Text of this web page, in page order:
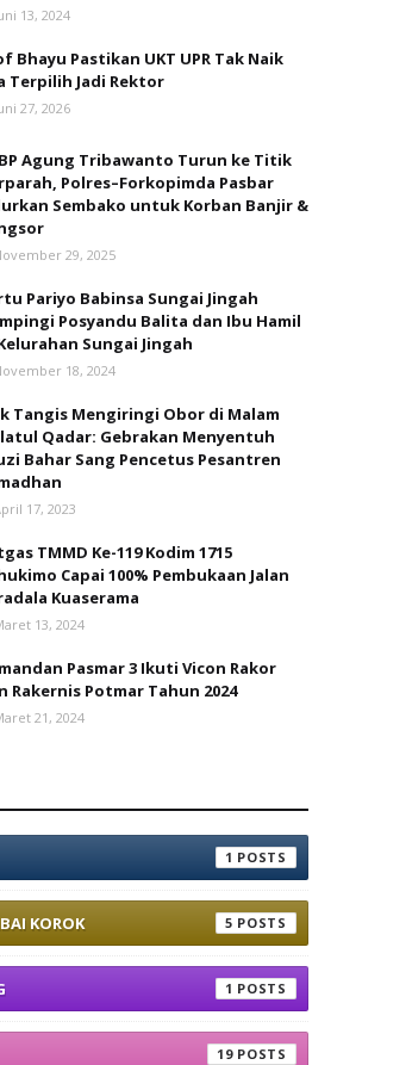
13, 2024
Bhayu Pastikan UKT UPR Tak Naik
Terpilih Jadi Rektor
27, 2026
Agung Tribawanto Turun ke Titik
Polres–Forkopimda Pasbar
Sembako untuk Korban Banjir &
29, 2025
Pariyo Babinsa Sungai Jingah
Posyandu Balita dan Ibu Hamil
Sungai Jingah
18, 2024
Tangis Mengiringi Obor di Malam
Qadar: Gebrakan Menyentuh
Bahar Sang Pencetus Pesantren
17, 2023
TMMD Ke-119 Kodim 1715
Capai 100% Pembukaan Jalan
Kuaserama
13, 2024
Pasmar 3 Ikuti Vicon Rakor
Rakernis Potmar Tahun 2024
21, 2024
1
KOROK 5
1
19